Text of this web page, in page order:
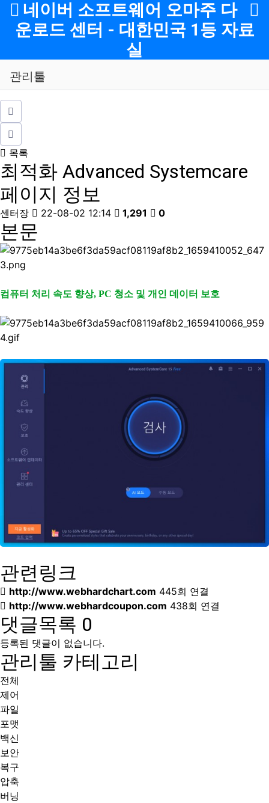
메뉴
네이버 소프트웨어 오마주 다
운로드 센터 - 대한민국 1등 자료
실
관리툴
목록
최적화 Advanced Systemcare
페이지 정보
센터장 22-08-02 12:14 1,291 0
본문
컴퓨터 처리 속도 향상, PC 청소 및 개인 데이터 보호
관련링크
http://www.webhardchart.com 445회 연결
http://www.webhardcoupon.com 438회 연결
댓글목록 0
등록된 댓글이 없습니다.
관리툴 카테고리
전체
제어
파일
포맷
백신
보안
복구
압축
버닝